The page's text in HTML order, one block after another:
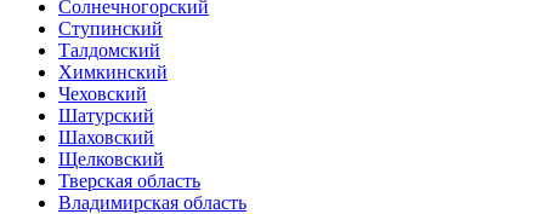
Солнечногорский
Ступинский
Талдомский
Химкинский
Чеховский
Шатурский
Шаховский
Щелковский
Тверская область
Владимирская область